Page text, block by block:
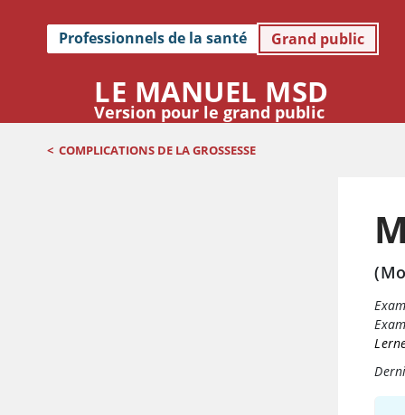
Professionnels de la santé Grand public
LE MANUEL MSD
Version pour le grand public
< COMPLICATIONS DE LA GROSSESSE